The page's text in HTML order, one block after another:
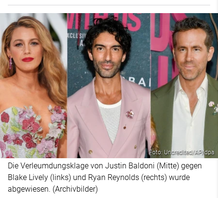
Foto: Uncredited/AP/dpa
Die Verleumdungsklage von Justin Baldoni (Mitte) gegen
Blake Lively (links) und Ryan Reynolds (rechts) wurde
abgewiesen. (Archivbilder)